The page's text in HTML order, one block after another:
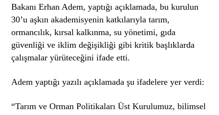
Bakanı Erhan Adem, yaptığı açıklamada, bu kurulun
30’u aşkın akademisyenin katkılarıyla tarım,
ormancılık, kırsal kalkınma, su yönetimi, gıda
güvenliği ve iklim değişikliği gibi kritik başlıklarda
çalışmalar yürüteceğiniifade etti.
Adem yaptığı yazılı açıklamada şu ifadelere yer verdi:
“Tarım ve Orman Politikaları Üst Kurulumuz, bilimsel